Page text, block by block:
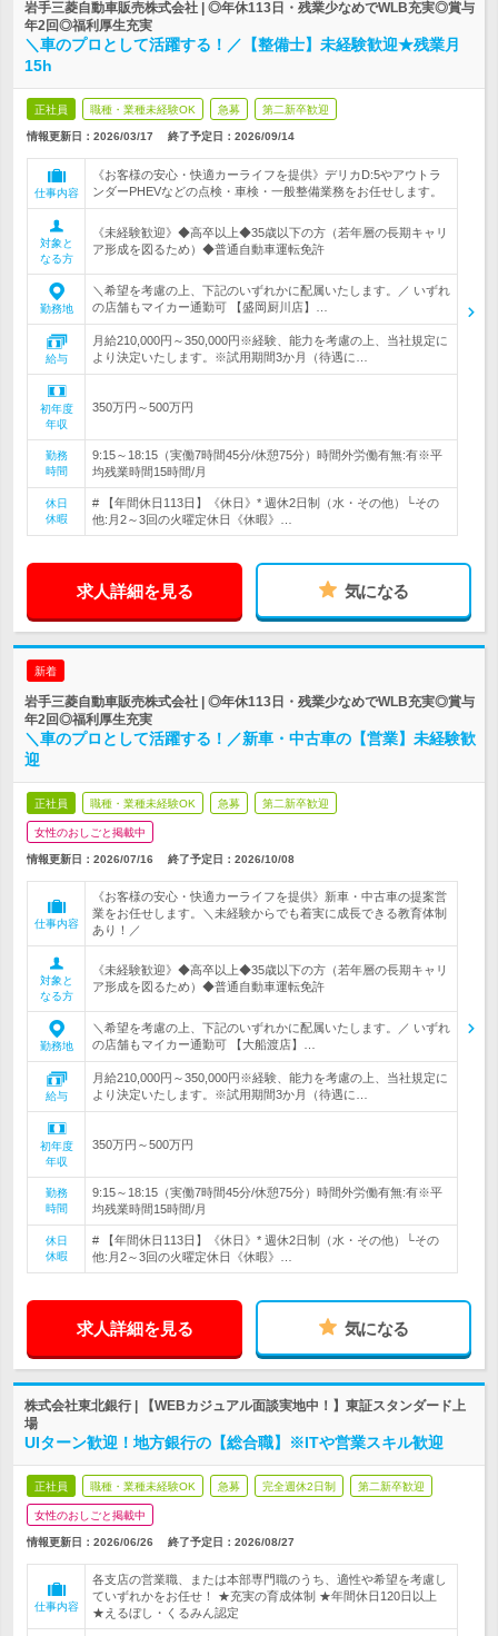
岩手三菱自動車販売株式会社 | ◎年休113日・残業少なめでWLB充実◎賞与
年2回◎福利厚生充実
＼車のプロとして活躍する！／【整備士】未経験歓迎★残業月
15h
正社員 職種・業種未経験OK 急募 第二新卒歓迎
情報更新日：2026/03/17 終了予定日： 2026/09/14
仕事内容
《お客様の安心・快適カーライフを提供》デリカD:5やアウトラ
ンダーPHEVなどの点検・車検・一般整備業務をお任せします。
対象と
なる方
《未経験歓迎》◆高卒以上◆35歳以下の方（若年層の長期キャリ
ア形成を図るため）◆普通自動車運転免許
勤務地
＼希望を考慮の上、下記のいずれかに配属いたします。／ いずれ
の店舗もマイカー通勤可 【盛岡厨川店】…
給与
月給210,000円～350,000円※経験、能力を考慮の上、当社規定に
より決定いたします。※試用期間3か月（待遇に…
初年度
年収
350万円～500万円
勤務
時間
9:15～18:15（実働7時間45分/休憩75分）時間外労働有無:有※平
均残業時間15時間/月
休日
休暇
# 【年間休日113日】《休日》* 週休2日制（水・その他）└その
他:月2～3回の火曜定休日《休暇》…
求人詳細を見る 気になる
新着
岩手三菱自動車販売株式会社 | ◎年休113日・残業少なめでWLB充実◎賞与
年2回◎福利厚生充実
＼車のプロとして活躍する！／新車・中古車の【営業】未経験歓
迎
正社員 職種・業種未経験OK 急募 第二新卒歓迎
女性のおしごと掲載中
情報更新日：2026/07/16 終了予定日： 2026/10/08
仕事内容
《お客様の安心・快適カーライフを提供》新車・中古車の提案営
業をお任せします。＼未経験からでも着実に成長できる教育体制
あり！／
対象と
なる方
《未経験歓迎》◆高卒以上◆35歳以下の方（若年層の長期キャリ
ア形成を図るため）◆普通自動車運転免許
勤務地
＼希望を考慮の上、下記のいずれかに配属いたします。／ いずれ
の店舗もマイカー通勤可 【大船渡店】…
給与
月給210,000円～350,000円※経験、能力を考慮の上、当社規定に
より決定いたします。※試用期間3か月（待遇に…
初年度
年収
350万円～500万円
勤務
時間
9:15～18:15（実働7時間45分/休憩75分）時間外労働有無:有※平
均残業時間15時間/月
休日
休暇
# 【年間休日113日】《休日》* 週休2日制（水・その他）└その
他:月2～3回の火曜定休日《休暇》…
求人詳細を見る 気になる
株式会社東北銀行 | 【WEBカジュアル面談実地中！】東証スタンダード上
場
UIターン歓迎！地方銀行の【総合職】※ITや営業スキル歓迎
正社員 職種・業種未経験OK 急募 完全週休2日制 第二新卒歓迎
女性のおしごと掲載中
情報更新日：2026/06/26 終了予定日： 2026/08/27
仕事内容
各支店の営業職、または本部専門職のうち、適性や希望を考慮し
ていずれかをお任せ！ ★充実の育成体制 ★年間休日120日以上
★えるぼし・くるみん認定